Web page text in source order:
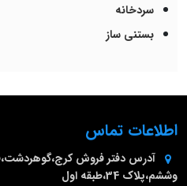
سردخانه
بستنی ساز
اطلاعات تماس
آدرس دفتر فروش
وششم،پلاک 34،طبقه اول